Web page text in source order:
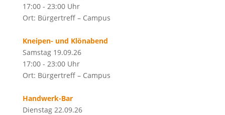
17:00 - 23:00 Uhr
Ort: Bürgertreff – Campus
Kneipen- und Klönabend
Samstag 19.09.26
17:00 - 23:00 Uhr
Ort: Bürgertreff – Campus
Handwerk-Bar
Dienstag 22.09.26